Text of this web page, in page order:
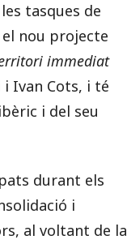
tasques de
el nou projecte
immediat
Ivan Cots, i té
i del seu
durant els
i
al voltant de la